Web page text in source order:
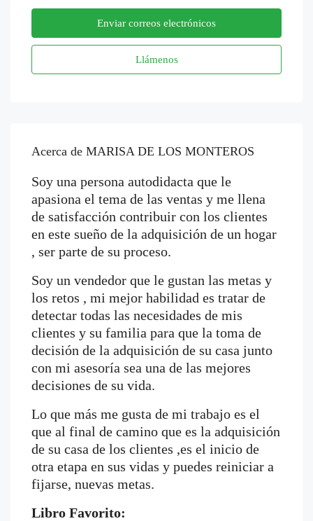
Enviar correos electrónicos
Llámenos
Acerca de MARISA DE LOS MONTEROS
Soy una persona autodidacta que le
apasiona el tema de las ventas y me llena
de satisfacción contribuir con los clientes
en este sueño de la adquisición de un hogar
, ser parte de su proceso.
Soy un vendedor que le gustan las metas y
los retos , mi mejor habilidad es tratar de
detectar todas las necesidades de mis
clientes y su familia para que la toma de
decisión de la adquisición de su casa junto
con mi asesoría sea una de las mejores
decisiones de su vida.
Lo que más me gusta de mi trabajo es el
que al final de camino que es la adquisición
de su casa de los clientes ,es el inicio de
otra etapa en sus vidas y puedes reiniciar a
fijarse, nuevas metas.
Libro Favorito: